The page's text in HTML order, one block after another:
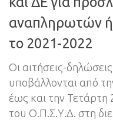
αναπληρωτών
το 2021-2022
Οι αιτήσεις-
υποβάλλονται από
έως και την
του Ο.Π.Σ.Υ.Δ. στη